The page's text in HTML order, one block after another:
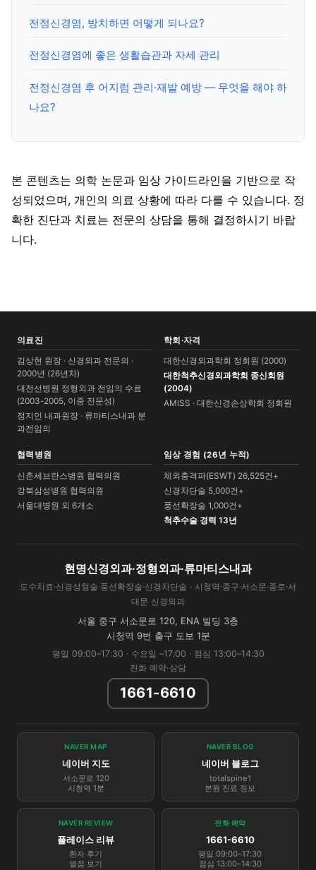
전정신경염, 방치하면 어떻게 되나요?
전정신경염에 좋은 생활습관과 자세 관리
전정신경염 후 어지럼 관리·재발 예방 — 무엇을 해야 하
나요?
본 콘텐츠는 의학 논문과 임상 가이드라인을 기반으로 작
성되었으며, 개인의 의료 상황에 따라 다를 수 있습니다. 정
확한 진단과 치료는 전문의 상담을 통해 결정하시기 바랍
니다.
의료진
김상현 원장 · 신경외과 전문의 ·
2000년 (26년차)
대전선병원 정형외과 전임의 수료
(2003-2005, 이중 전문성)
정지인 내과원장 · 류마티스내과 분
과전임의
학회·자격
대한신경외과학회 정회원 (2000)
대한척추신경외과학회 종신회원
(2004)
AMISS · 대한신경손상학회 정회원
협력병원
신촌세브란스병원 협력의원
강북삼성병원 협력의원
서울대병원 외 6개소
임상 경험 (26년 누적)
체외충격파(ESWT) 26,525건+
신경차단술 5,000건+
풍선확장술 1,000건+
척추수술 경력 13년
현명신경외과·정형외과·류마티스내과
도수치료·신경성형술·풍선확장술·신경차단술 · 시청역·중구·서소문·종로·서
대문 신경외과
서울 중구 서소문로 120, ENA 빌딩 3층
시청역 9번 출구 도보 1분
평일 09:00–17:30 · 수요일 –17:00 · 점심 13:00–14:30
전화 예약·상담
1661-6610
NAVER MAP
네이버 지도
서소문로 120
시청역 1분
NAVER BLOG
네이버 블로그
totalspine1
본원 진료 정보
NAVER REVIEW
플레이스 리뷰
환자 후기
별점 보기
전화 예약
1661-6610
평일 09:00–17:30
점심 13:00–14:30